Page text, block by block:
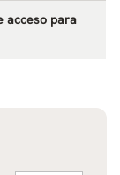
acceso para